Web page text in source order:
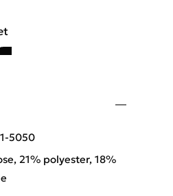
5050
21% polyester, 18%